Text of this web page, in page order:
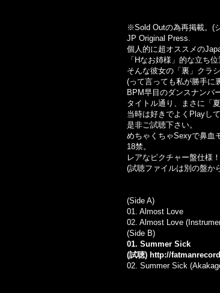
※Sold Outの為再掲載。 (
JP Original Press.
個人的に超オススメの
「Hなお姉様」的な立ち
そんな彼女の「裏」クラ
(って言っても私が勝手に
BPM早目のダンスナンバ
タイトル通り、まさに「
当時は好きでよくPlayし
是非ご試聴下さい。
めちゃくちゃSexyで鼻血
18禁。
レアなピクチャー盤仕様
(試聴ファイルは別の盤か
(Side A)
01. Almost Love
02. Almost Love
(Side B)
01. Summer Sick
(試聴) http://
02. Summer Sick